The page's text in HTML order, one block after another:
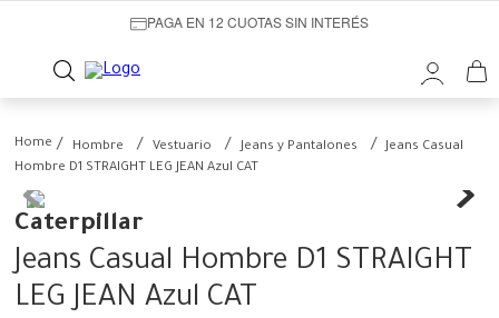
PAGA EN 12 CUOTAS SIN INTERÉS
Hombre Vestuario Jeans y Pantalones
Jeans Casual
Hombre D1 STRAIGHT LEG JEAN Azul CAT
Caterpillar
Jeans Casual Hombre D1 STRAIGHT
LEG JEAN Azul CAT